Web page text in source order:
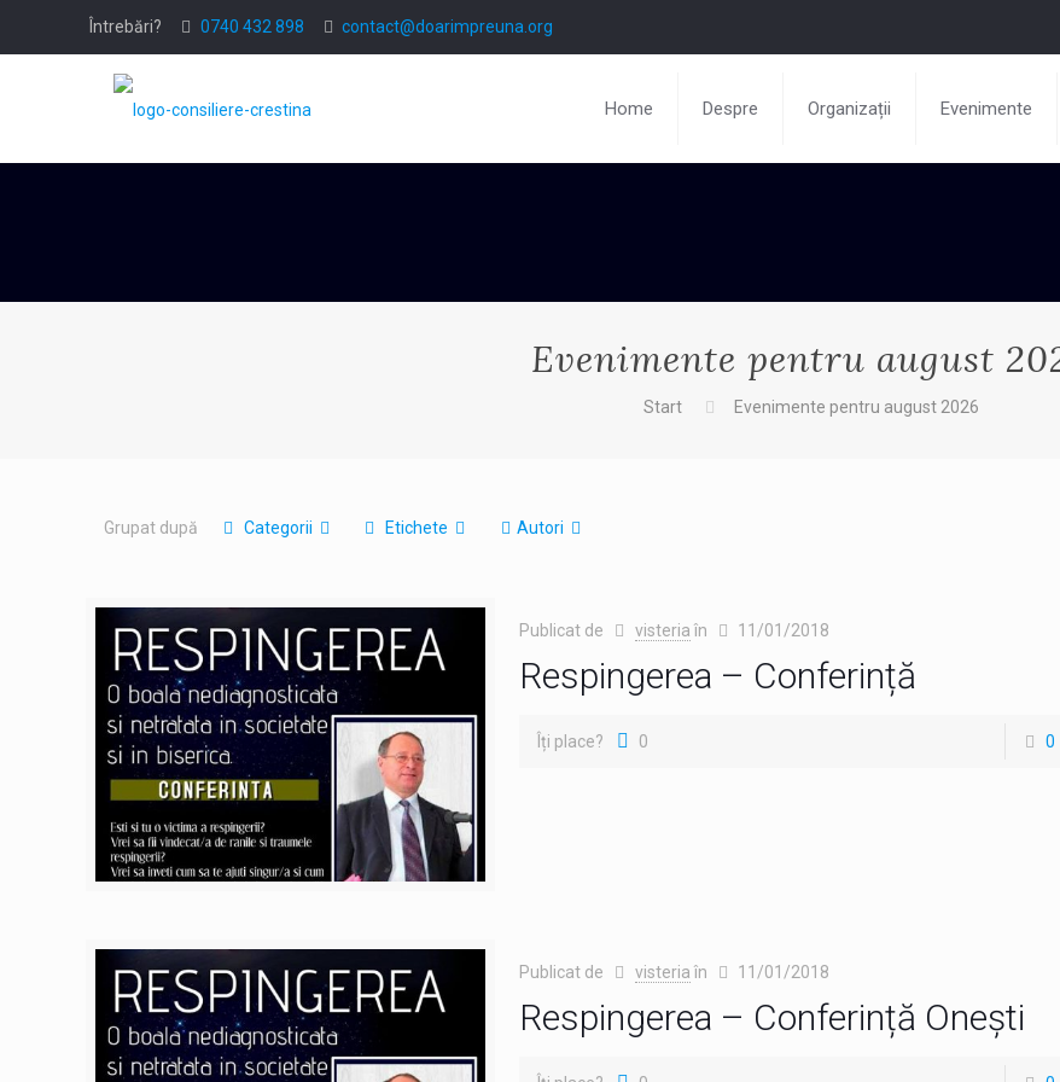
Întrebări? 0740 432 898 contact@doarimpreuna.org
Home Despre Organizații Evenimente
Evenimente pentru august
Start Evenimente pentru august 2026
Grupat după Categorii Etichete Autori
Publicat de visteria în 11/01/2018
Respingerea – Conferință
Îți place? 0 0
Publicat de visteria în 11/01/2018
Respingerea – Conferință Onești